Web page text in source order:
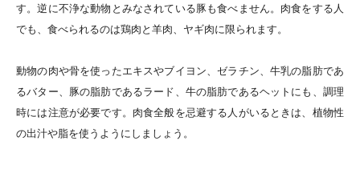
す。逆に不浄な動物とみなされている豚も食べません。肉食をする人
でも、食べられるのは鶏肉と羊肉、ヤギ肉に限られます。
動物の肉や骨を使ったエキスやブイヨン、ゼラチン、牛乳の脂肪であ
るバター、豚の脂肪であるラード、牛の脂肪であるヘットにも、調理
時には注意が必要です。肉食全般を忌避する人がいるときは、植物性
の出汁や脂を使うようにしましょう。